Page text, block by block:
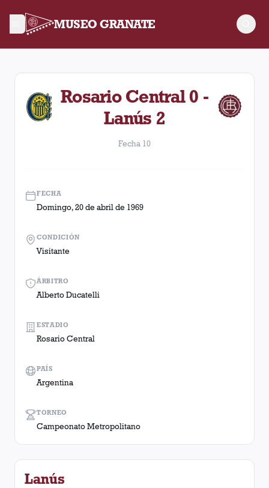
MUSEO GRANATE
Fecha 10. Partido entre Lanús y Rosario Central disputado
Rosario Central 0 -
Lanús 2
Fecha 10
FECHA
Domingo, 20 de abril de 1969
ÁRBITRO
Alberto Ducatelli
TORNEO
Campeonato Metropolitano
CONDICIÓN
Visitante
ESTADIO
Rosario Central
PAÍS
Argentina
Lanús